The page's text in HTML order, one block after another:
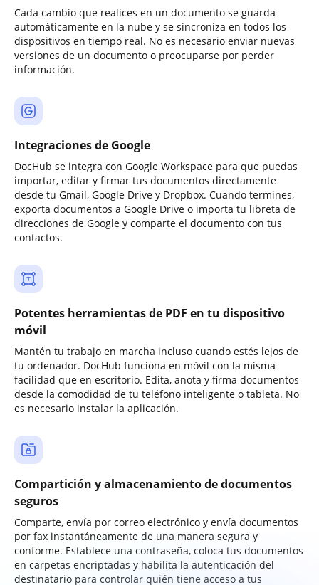
Cada cambio que realices en un documento se guarda
automáticamente en la nube y se sincroniza en todos los
dispositivos en tiempo real. No es necesario enviar nuevas
versiones de un documento o preocuparse por perder
información.
Integraciones de Google
DocHub se integra con Google Workspace para que puedas
importar, editar y firmar tus documentos directamente
desde tu Gmail, Google Drive y Dropbox. Cuando termines,
exporta documentos a Google Drive o importa tu libreta de
direcciones de Google y comparte el documento con tus
contactos.
Potentes herramientas de PDF en tu dispositivo
móvil
Mantén tu trabajo en marcha incluso cuando estés lejos de
tu ordenador. DocHub funciona en móvil con la misma
facilidad que en escritorio. Edita, anota y firma documentos
desde la comodidad de tu teléfono inteligente o tableta. No
es necesario instalar la aplicación.
Compartición y almacenamiento de documentos
seguros
Comparte, envía por correo electrónico y envía documentos
por fax instantáneamente de una manera segura y
conforme. Establece una contraseña, coloca tus documentos
en carpetas encriptadas y habilita la autenticación del
destinatario para controlar quién tiene acceso a tus